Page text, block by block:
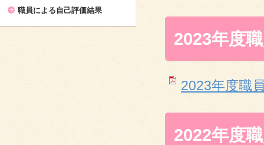
2023年度
2023年度職
2022年度
職員による自己評価結果